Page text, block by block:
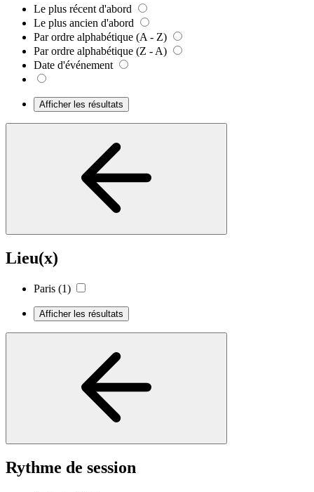
Le plus récent d'abord
Le plus ancien d'abord
Par ordre alphabétique (A - Z)
Par ordre alphabétique (Z - A)
Date d'événement
Afficher les résultats
Lieu(x)
Paris (1)
Afficher les résultats
Rythme de session